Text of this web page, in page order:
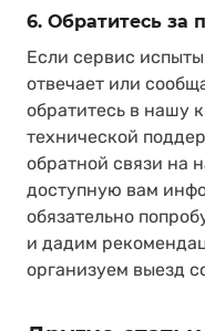
6. Обратитесь за
Если сервис
отвечает или
обратитесь в нашу
технической
обратной связи на
доступную вам
обязательно
и дадим
организуем выезд